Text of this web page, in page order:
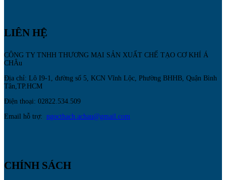
LIÊN HỆ
CÔNG TY TNHH THƯƠNG MẠI SẢN XUẤT CHẾ TẠO CƠ KHÍ Á
CHÂu
Địa chỉ: Lô I9-1, đường số 5, KCN Vĩnh Lộc, Phường BHHB, Quận Bình
Tân,TP.HCM
Điện thoại: 02822.534.509
Email hỗ trợ: ngocthach.achau@gmail.com
CHÍNH SÁCH